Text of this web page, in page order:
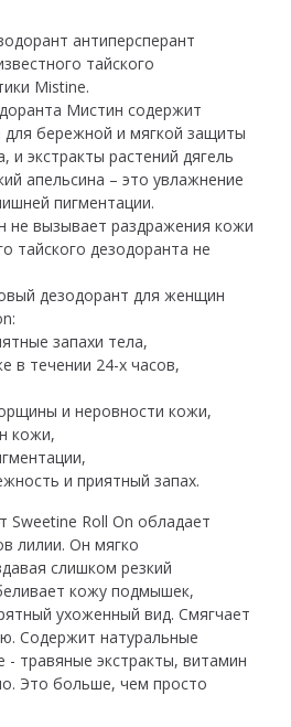
антиперсперант
тайского
Mistine.
Мистин содержит
для бережной и мягкой защиты
и экстракты растений дягель
апельсина – это увлажнение
пигментации.
не вызывает раздражения кожи
тайского дезодоранта не
дезодорант для женщин
запахи тела,
в течении 24-х часов,
и неровности кожи,
кожи,
и приятный запах.
Sweetine Roll On обладает
лилии. Он мягко
слишком резкий
кожу подмышек,
ухоженный вид. Смягчает
Содержит натуральные
- травяные экстракты, витамин
Это больше, чем просто